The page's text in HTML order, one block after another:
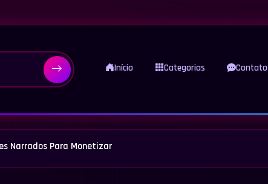
Início Categorias Contato
Narrados Para Monetizar